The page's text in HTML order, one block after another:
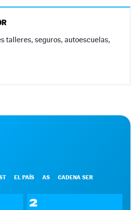
talleres, seguros, autoescuelas,
EL PAÍS AS CADENA SER
2